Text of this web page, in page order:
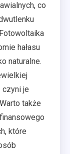
co
hałasu
naturalne.
czyni je
także
które